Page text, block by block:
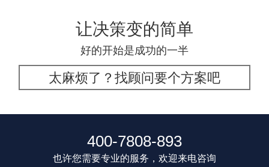
让决策变的简单
好的开始是成功的一半
太麻烦了？找顾问要个方案吧
400-7808-893
也许您需要专业的服务，欢迎来电咨询